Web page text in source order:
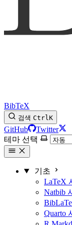
BibTeX
검색 CtrlK
GitHub
Twitter
테마 선택
기초
LaTeX
Natbib
Quarto